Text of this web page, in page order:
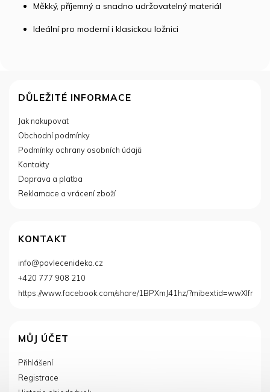
Měkký, příjemný a snadno udržovatelný materiál
Ideální pro moderní i klasickou ložnici
DŮLEŽITÉ INFORMACE
Jak nakupovat
Obchodní podmínky
Podmínky ochrany osobních údajů
Kontakty
Doprava a platba
Reklamace a vrácení zboží
KONTAKT
info@povlecenideka.cz
+420 777 908 210
https://www.facebook.com/share/1BPXmJ41hz/?mibextid=wwXIfr
MŮJ ÚČET
Přihlášení
Registrace